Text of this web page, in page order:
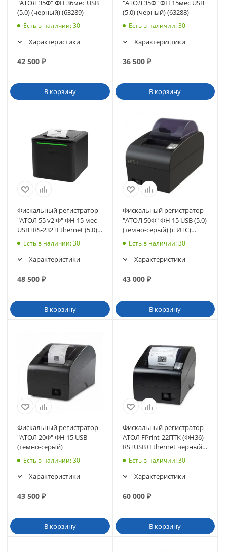
"АТОЛ 35Ф" ФН 36мес USB
(5.0) (черный) (63289)
Есть в наличии: 30
Характеристики
42 500 ₽
В корзину
"АТОЛ 35Ф" ФН 15мес USB
(5.0) (черный) (63288)
Есть в наличии: 30
Характеристики
36 500₽
В корзину
Фискальный регистратор
"АТОЛ 55 v2 Ф" ФН 15 мес
USB+RS-232+Ethernet (5.0),
черный (62881)
Есть в наличии: 30
Характеристики
48 500 ₽
В корзину
Фискальный регистратор
"АТОЛ 50Ф" ФН 15 USB (5.0)
(темно-серый) (с ИТС)
(58233)
Есть в наличии: 30
Характеристики
43 000₽
В корзину
Фискальный регистратор
"АТОЛ 20Ф" ФН 15 USB
(темно-серый)
Есть в наличии: 30
Характеристики
43 500 ₽
В корзину
Фискальный регистратор
АТОЛ FPrint-22ПТК (ФН36)
RS+USB+Ethernet черный
(5.0) (50355)
Есть в наличии: 30
Характеристики
60 000₽
В корзину